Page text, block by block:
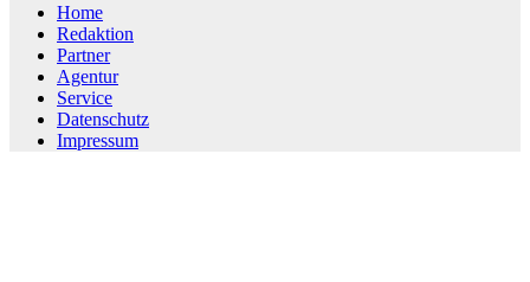
Home
Redaktion
Partner
Agentur
Service
Datenschutz
Impressum